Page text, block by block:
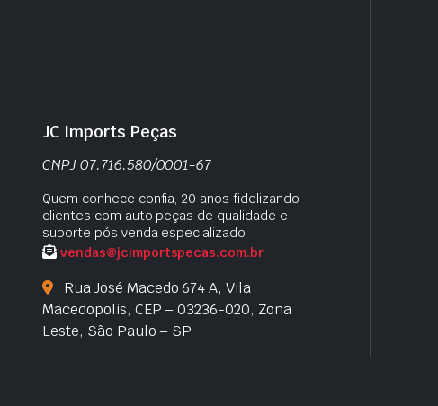
JC Imports Peças
CNPJ 07.716.580/0001-67
Quem conhece confia, 20 anos fidelizando
clientes com auto peças de qualidade e
suporte pós venda especializado
vendas@jcimportspecas.com.br
Rua José Macedo 674 A, Vila
Macedopolis, CEP – 03236-020, Zona
Leste, São Paulo – SP